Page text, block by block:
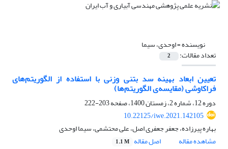
نویسنده =اوحدی، سیما
تعداد مقالات: 2
تعیین ابعاد بهینه سد بتنی وزنی با استفاده از الگوریتم‌های
فراکاوشی (مقایسه‌ی الگوریتم‌ها)
دوره 12، شماره 2، زمستان 1400، صفحه
203-222
10.22125/iwe.2021.142105
بهاره پیرزاده، جعفر جعفری اصل، علی محتشمی، سیما اوحدی
مشاهده مقاله
اصل مقاله 1.1 M